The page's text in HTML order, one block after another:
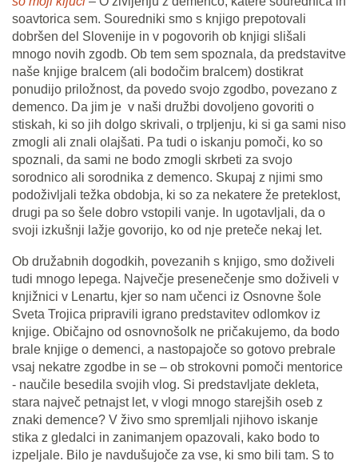
soavtorica sem. Souredniki smo s knjigo prepotovali
dobršen del Slovenije in v pogovorih ob knjigi slišali
mnogo novih zgodb. Ob tem sem spoznala, da predstavitve
naše knjige bralcem (ali bodočim bralcem) dostikrat
ponudijo priložnost, da povedo svojo zgodbo, povezano z
demenco. Da jim je v naši družbi dovoljeno govoriti o
stiskah, ki so jih dolgo skrivali, o trpljenju, ki si ga sami niso
zmogli ali znali olajšati. Pa tudi o iskanju pomoči, ko so
spoznali, da sami ne bodo zmogli skrbeti za svojo
sorodnico ali sorodnika z demenco. Skupaj z njimi smo
podoživljali težka obdobja, ki so za nekatere že preteklost,
drugi pa so šele dobro vstopili vanje. In ugotavljali, da o
svoji izkušnji lažje govorijo, ko od nje preteče nekaj let.
Ob družabnih dogodkih, povezanih s knjigo, smo doživeli
tudi mnogo lepega. Največje presenečenje smo doživeli v
knjižnici v Lenartu, kjer so nam učenci iz Osnovne šole
Sveta Trojica pripravili igrano predstavitev odlomkov iz
knjige. Običajno od osnovnošolk ne pričakujemo, da bodo
brale knjige o demenci, a nastopajoče so gotovo prebrale
vsaj nekatre zgodbe in se – ob strokovni pomoči mentorice
- naučile besedila svojih vlog. Si predstavljate dekleta,
stara največ petnajst let, v vlogi mnogo starejših oseb z
znaki demence? V živo smo spremljali njihovo iskanje
stika z gledalci in zanimanjem opazovali, kako bodo to
izpeljale. Bilo je navdušujoče za vse, ki smo bili tam. S to